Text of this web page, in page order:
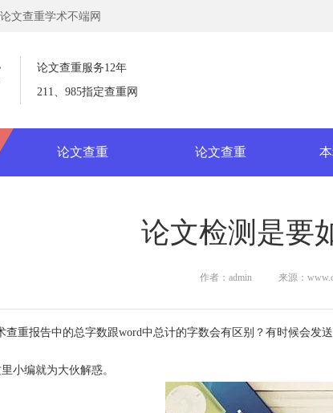
文查重学术不端网
论文查重 论文查重
论文查重服务12年
211、985指定查重网
论文检测是要
作者：admin 来源：
查重报告中的总字数跟word中总计的字数会有区别？有时候会发
小编就为大伙解惑。